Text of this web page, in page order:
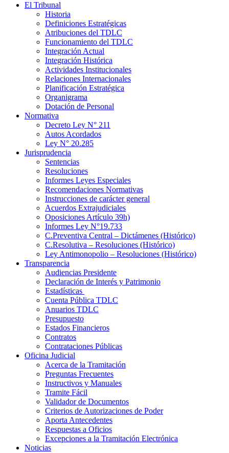
El Tribunal
Historia
Definiciones Estratégicas
Atribuciones del TDLC
Funcionamiento del TDLC
Integración Actual
Integración Histórica
Actividades Institucionales
Relaciones Internacionales
Planificación Estratégica
Organigrama
Dotación de Personal
Normativa
Decreto Ley N° 211
Autos Acordados
Ley N° 20.285
Jurisprudencia
Sentencias
Resoluciones
Informes Leyes Especiales
Recomendaciones Normativas
Instrucciones de carácter general
Acuerdos Extrajudiciales
Oposiciones Artículo 39h)
Informes Ley N°19.733
C.Preventiva Central – Dictámenes (Histórico)
C.Resolutiva – Resoluciones (Histórico)
Ley Antimonopolio – Resoluciones (Histórico)
Transparencia
Audiencias Presidente
Declaración de Interés y Patrimonio
Estadísticas
Cuenta Pública TDLC
Anuarios TDLC
Presupuesto
Estados Financieros
Contratos
Contrataciones Públicas
Oficina Judicial
Acerca de la Tramitación
Preguntas Frecuentes
Instructivos y Manuales
Tramite Fácil
Validador de Documentos
Criterios de Autorizaciones de Poder
Aporta Antecedentes
Respuestas a Oficios
Excepciones a la Tramitación Electrónica
Noticias